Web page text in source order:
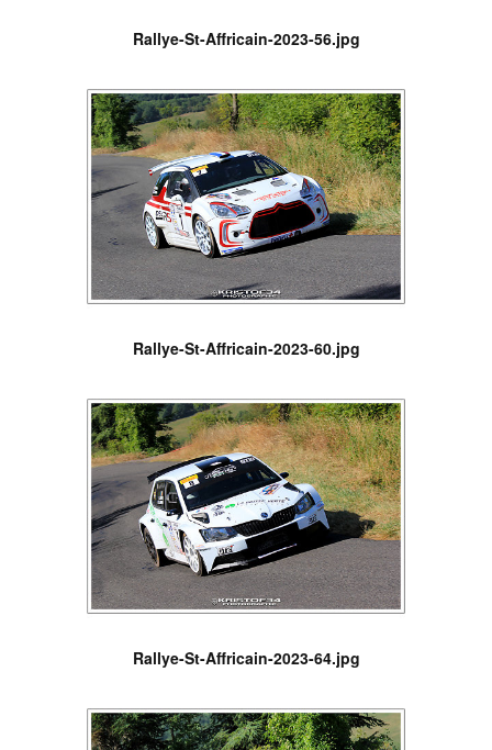
Rallye-St-Affricain-2023-56.jpg
Rallye-St-Affricain-2023-60.jpg
Rallye-St-Affricain-2023-64.jpg